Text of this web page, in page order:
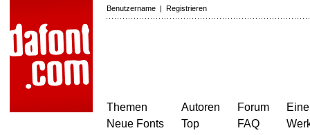
Benutzername | Registrieren
Themen
Neue Fonts
Autoren
Top
Forum
FAQ